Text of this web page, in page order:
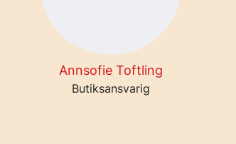
Annsofie Toftling
Butiksansvarig